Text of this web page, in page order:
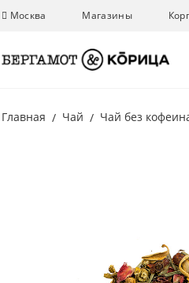
Москва Магазины
Главная Чай Чай без